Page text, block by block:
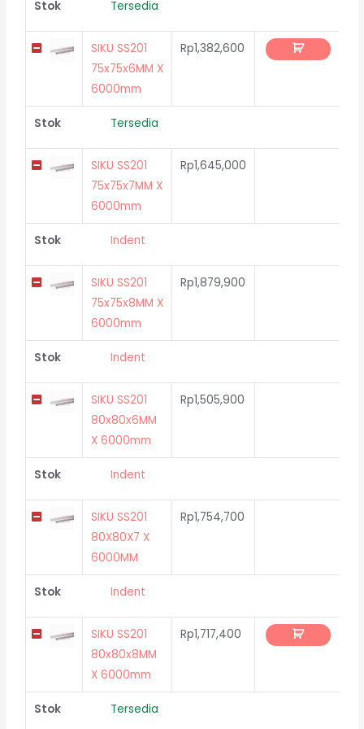
Stok Tersedia
SIKU SS201
75x75x6MM X
6000mm
Rp1,382,600
Stok Tersedia
SIKU SS201
75x75x7MM X
6000mm
Rp1,645,000
Stok Indent
SIKU SS201
75x75x8MM X
6000mm
Rp1,879,900
Stok Indent
SIKU SS201
80x80x6MM
X 6000mm
Rp1,505,900
Stok Indent
SIKU SS201
80X80X7 X
6000MM
Rp1,754,700
Stok Indent
SIKU SS201
80x80x8MM
X 6000mm
Rp1,717,400
Stok Tersedia